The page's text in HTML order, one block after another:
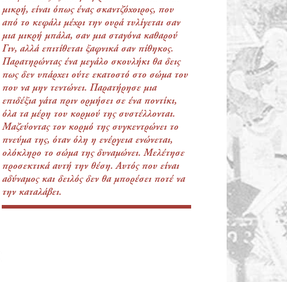
μικρή, είναι όπως ένας σκαντζόχοιρος, που
από το κεφάλι μέχρι την ουρά τυλίγεται σαν
μια μικρή μπάλα, σαν μια σταγόνα καθαρού
Γιν, αλλά επιτίθεται ξαφνικά σαν πίθηκος.
Παρατηρώντας ένα μεγάλο σκουλήκι θα δεις
πως δεν υπάρχει ούτε εκατοστό στο σώμα του
που να μην τεντώνει. Παρατήρησε μια
επιδέξια γάτα πριν ορμήσει σε ένα ποντίκι,
όλα τα μέρη του κορμού της συστέλλονται.
Μαζεύοντας τον κορμό της συγκεντρώνει το
πνεύμα της, όταν όλη η ενέργεια ενώνεται,
ολόκληρο το σώμα της δυναμώνει. Μελέτησε
προσεκτικά αυτή την θέση. Αυτός που είναι
αδύναμος και δειλός δεν θα μπορέσει ποτέ να
την καταλάβει.